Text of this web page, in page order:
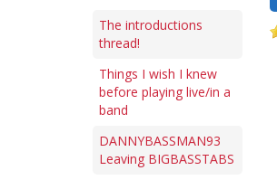
The introductions
thread!
Things I wish I knew
before playing live/in a
band
DANNYBASSMAN93
Leaving BIGBASSTABS